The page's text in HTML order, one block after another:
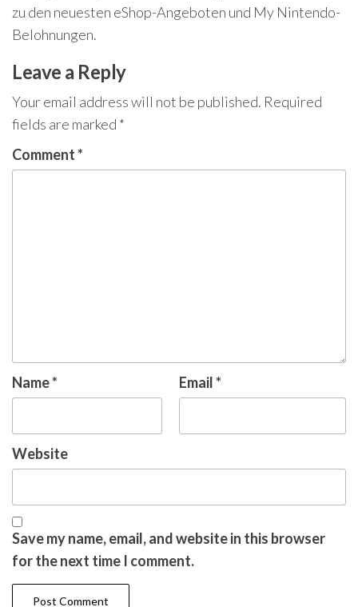
zu den neuesten eShop-Angeboten und My Nintendo-
Belohnungen.
Leave a Reply
Your email address will not be published. Required
fields are marked *
Comment*
Name* Email*
Website
Save my name, email, and website in this browser
for the next time I comment.